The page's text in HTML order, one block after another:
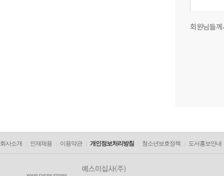
회원님들
회사소개 인재채용 이용약관 개인정보처리방침 청소년보호정책 도서홍보안내